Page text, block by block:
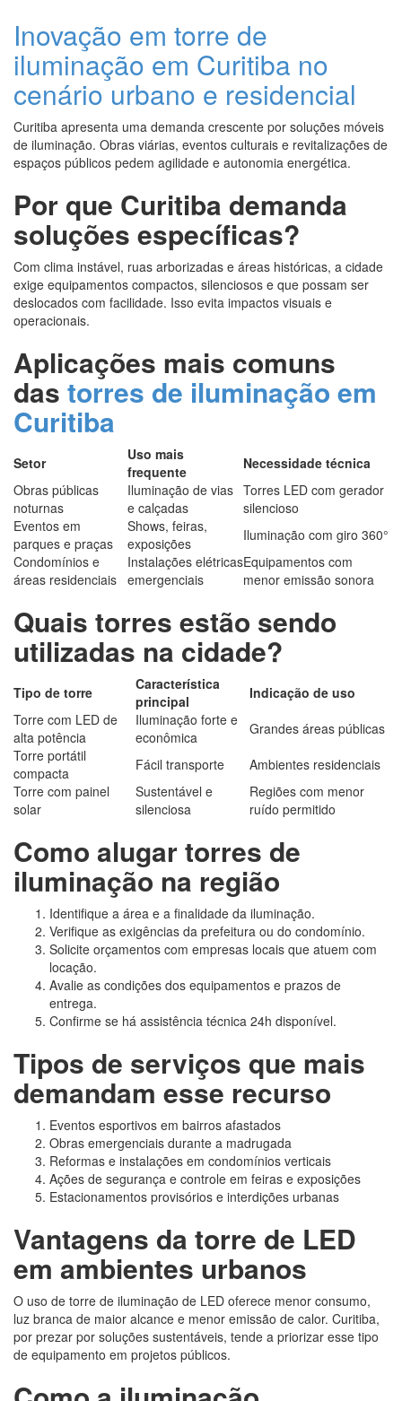
Inovação em torre de
iluminação em Curitiba no
cenário urbano e residencial
Curitiba apresenta uma demanda crescente por soluções móveis
de iluminação. Obras viárias, eventos culturais e revitalizações de
espaços públicos pedem agilidade e autonomia energética.
Por que Curitiba demanda
soluções específicas?
Com clima instável, ruas arborizadas e áreas históricas, a cidade
exige equipamentos compactos, silenciosos e que possam ser
deslocados com facilidade. Isso evita impactos visuais e
operacionais.
Aplicações mais comuns
das torres de iluminação em
Curitiba
Setor
Uso mais
frequente
Necessidade técnica
Obras públicas
noturnas
Iluminação de vias
e calçadas
Torres LED com gerador
silencioso
Eventos em
parques e praças
Shows, feiras,
exposições
Iluminação com giro 360°
Condomínios e
áreas residenciais
Instalações elétricas
emergenciais
Equipamentos com
menor emissão sonora
Quais torres estão sendo
utilizadas na cidade?
Tipo de torre
Característica
principal
Indicação de uso
Torre com LED de
alta potência
Iluminação forte e
econômica
Grandes áreas públicas
Torre portátil
compacta
Fácil transporte
Ambientes residenciais
Torre com painel
solar
Sustentável e
silenciosa
Regiões com menor
ruído permitido
Como alugar torres de
iluminação na região
Identifique a área e a finalidade da iluminação.
Verifique as exigências da prefeitura ou do condomínio.
Solicite orçamentos com empresas locais que atuem com
locação.
Avalie as condições dos equipamentos e prazos de
entrega.
Confirme se há assistência técnica 24h disponível.
Tipos de serviços que mais
demandam esse recurso
Eventos esportivos em bairros afastados
Obras emergenciais durante a madrugada
Reformas e instalações em condomínios verticais
Ações de segurança e controle em feiras e exposições
Estacionamentos provisórios e interdições urbanas
Vantagens da torre de LED
em ambientes urbanos
O uso de torre de iluminação de LED oferece menor consumo,
luz branca de maior alcance e menor emissão de calor. Curitiba,
por prezar por soluções sustentáveis, tende a priorizar esse tipo
de equipamento em projetos públicos.